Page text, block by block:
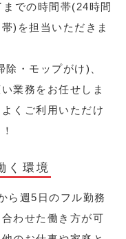
での時間帯(24時間
)を担当いただきま
・モップがけ)、
業務をお任せしま
くご利用いただけ
く環境
ら週5日のフル勤務
わせた働き方が可